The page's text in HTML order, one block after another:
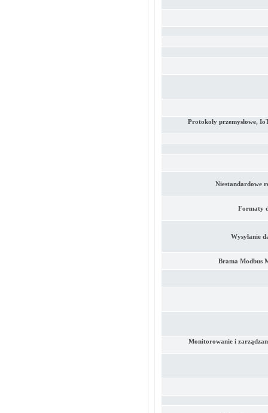
Protokoły przemysłowe,
Niestandardowe
Formaty
Wysyłanie
Brama Modbus
Monitorowanie i